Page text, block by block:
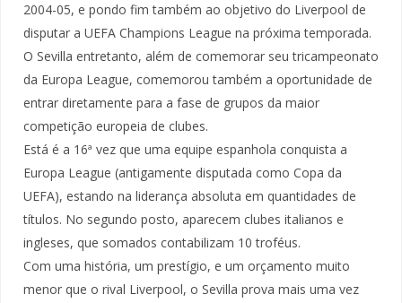
2004-05, e pondo fim também ao objetivo do Liverpool de
disputar a UEFA Champions League na próxima temporada.
O Sevilla entretanto, além de comemorar seu tricampeonato
da Europa League, comemorou também a oportunidade de
entrar diretamente para a fase de grupos da maior
competição europeia de clubes.
Está é a 16ª vez que uma equipe espanhola conquista a
Europa League (antigamente disputada como Copa da
UEFA), estando na liderança absoluta em quantidades de
títulos. No segundo posto, aparecem clubes italianos e
ingleses, que somados contabilizam 10 troféus.
Com uma história, um prestígio, e um orçamento muito
menor que o rival Liverpool, o Sevilla prova mais uma vez